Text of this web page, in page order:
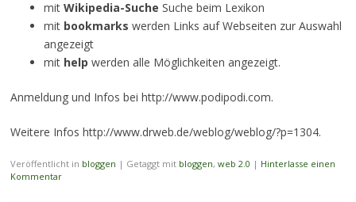
mit Wikipedia-Suche Suche beim Lexikon
mit bookmarks werden Links auf Webseiten zur Auswahl
angezeigt
mit help werden alle Möglichkeiten angezeigt.
Anmeldung und Infos bei http://www.podipodi.com.
Weitere Infos http://www.drweb.de/weblog/weblog/?p=1304.
Veröffentlicht in bloggen | Getaggt mit bloggen, web 2.0 | Hinterlasse einen
Kommentar